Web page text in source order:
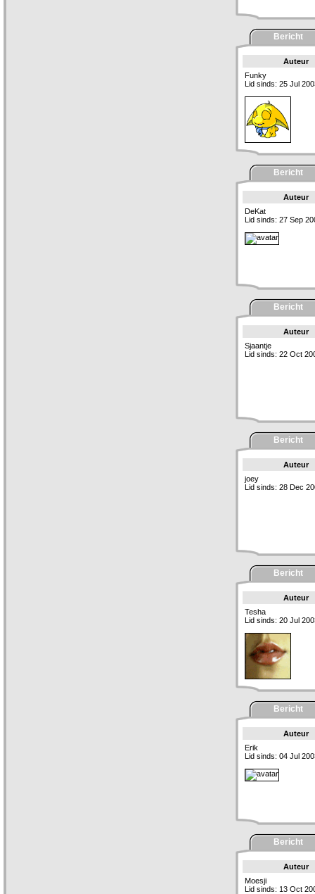
Bericht
Auteur
Funky
Lid sinds: 25 Jul
Bericht
Auteur
DeKat
Lid sinds: 27 Sep
Bericht
Auteur
Sjaantje
Lid sinds: 22 Oct
Bericht
Auteur
joey
Lid sinds: 28 Dec
Bericht
Auteur
Tesha
Lid sinds: 20 Jul
Bericht
Auteur
Erik
Lid sinds: 04 Jul
Bericht
Auteur
Moesji
Lid sinds: 13 Oct